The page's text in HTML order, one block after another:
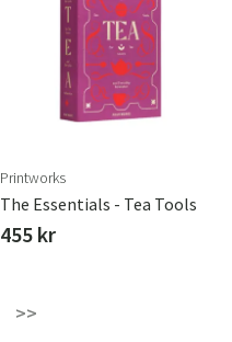
Printworks
The Essentials - Tea Tools
455 kr
>>